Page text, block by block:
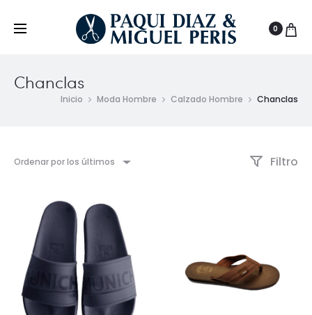
0
Chanclas
Inicio Moda Hombre Calzado Hombre Chanclas
Ordenar por los últimos Filtro